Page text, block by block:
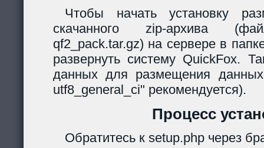
Чтобы начать установку
скачанного zip-архива
qf2_pack.tar.gz) на сервере в
развернуть систему QuickFox.
данных для размещения
utf8_general_ci" рекомендуется).
Процесс
Обратитесь к setup.php через